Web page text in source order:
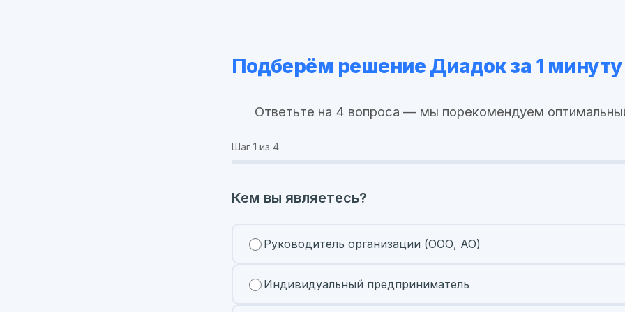
Подберём решение Диадок за 1 минуту
Ответьте на 4 вопроса — мы порекомендуем
Шаг 1 из 4
Кем вы являетесь?
Руководитель организации (ООО, АО)
Индивидуальный предприниматель